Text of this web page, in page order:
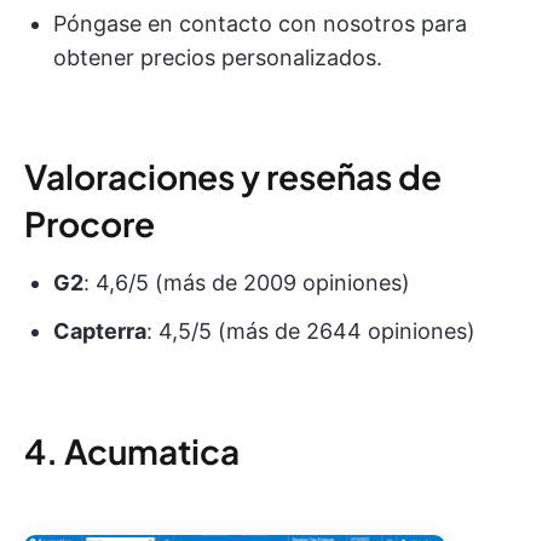
Póngase en contacto con nosotros para
obtener precios personalizados.
Valoraciones y reseñas de
Procore
G2: 4,6/5 (más de 2009 opiniones)
Capterra: 4,5/5 (más de 2644 opiniones)
4. Acumatica